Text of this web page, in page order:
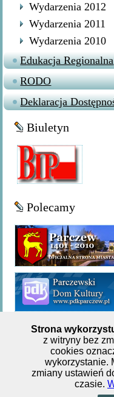
Wydarzenia 2012
Wydarzenia 2011
Wydarzenia 2010
Edukacja Regionalna
RODO
Deklaracja
Biuletyn
Polecamy
Miejsko-Gminna
Listopada
Strona
z witryny bez
cookies
wykorzystanie.
zmiany ustawień
czasie.